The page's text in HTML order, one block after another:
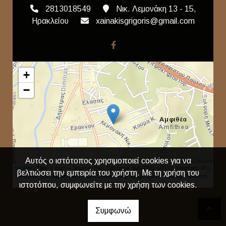
+
−
Leaflet | Tiles © Esri — Source: Esri, DeLorme, NAVTEQ, USGS, Intermap, iPC,
NRCAN, Esri Japan, METI, Esri China (Hong Kong), Esri (Thailand), TomTom,
2012
2813018549
Νικ. Λεμονάκη 13 - 15,
Ηρακλείου
xainakisgrigoris@gmail.com
Αυτός ο ιστότοπος χρησιμοποιεί cookies για να
βελτιώσει την εμπειρία του χρήστη. Με τη χρήση του
ιστοτόπου, συμφωνείτε με την χρήση των cookies.
Συμφωνώ